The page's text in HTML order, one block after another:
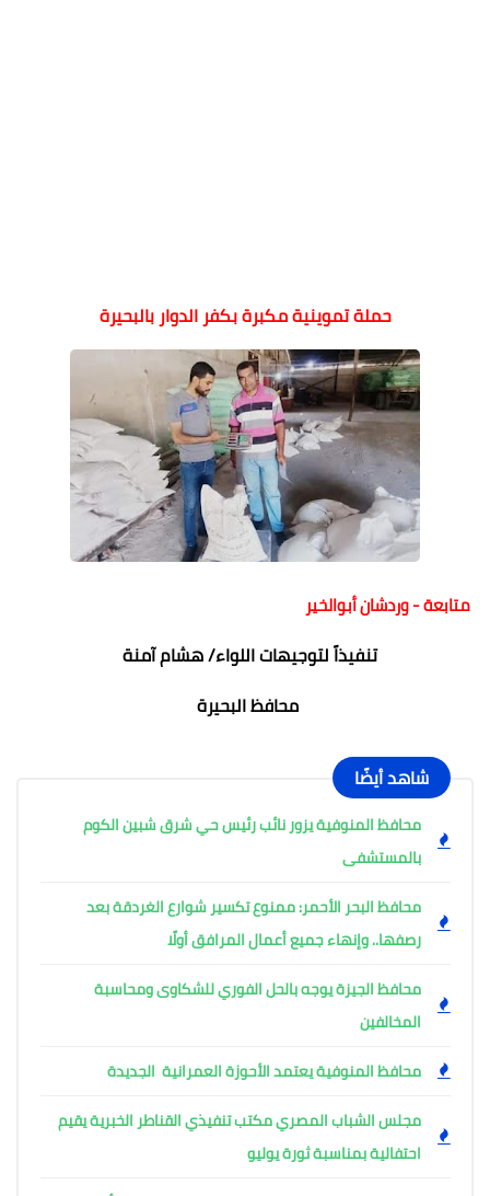
حملة تموينية مكبرة بكفر الدوار بالبحيرة
متابعة - وردشان أبوالخير
تنفيذاً لتوجيهات اللواء/ هشام آمنة
محافظ البحيرة
شاهد أيضًا
محافظ المنوفية يزور نائب رئيس حي شرق شبين الكوم
بالمستشفى
محافظ البحر الأحمر: ممنوع تكسير شوارع الغردقة بعد
رصفها.. وإنهاء جميع أعمال المرافق أولًا
محافظ الجيزة يوجه بالحل الفوري للشكاوى ومحاسبة
المخالفين
محافظ المنوفية يعتمد الأحوزة العمرانية الجديدة
مجلس الشباب المصري مكتب تنفيذي القناطر الخبرية يقيم
احتفالية بمناسبة ثورة يوليو